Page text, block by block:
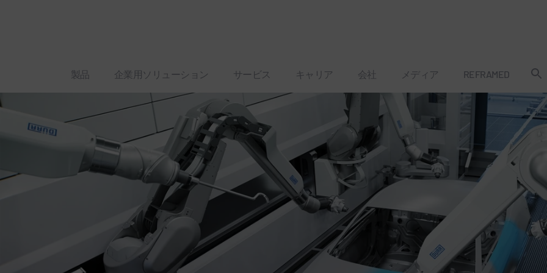
製品 企業用ソリューション サービス キャリア 会社 メディア REFRAMED